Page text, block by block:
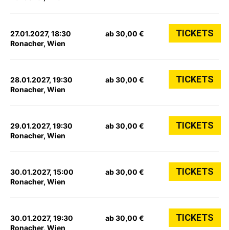
27.01.2027, 18:30
Ronacher, Wien
ab 30,00 € TICKETS
28.01.2027, 19:30
Ronacher, Wien
ab 30,00 € TICKETS
29.01.2027, 19:30
Ronacher, Wien
ab 30,00 € TICKETS
30.01.2027, 15:00
Ronacher, Wien
ab 30,00 € TICKETS
30.01.2027, 19:30
Ronacher, Wien
ab 30,00 € TICKETS